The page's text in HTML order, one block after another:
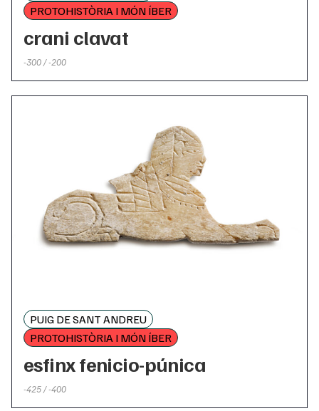
PROTOHISTÒRIA I MÓN ÍBER
crani clavat
-300 / -200
PUIG DE SANT ANDREU
PROTOHISTÒRIA I MÓN ÍBER
esfinx fenicio-púnica
-425 / -400